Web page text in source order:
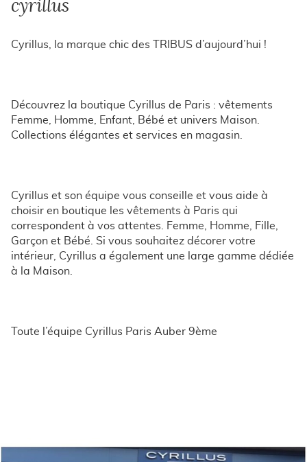
cyrillus
Cyrillus, la marque chic des TRIBUS d’aujourd’hui !
Découvrez la boutique Cyrillus de Paris : vêtements
Femme, Homme, Enfant, Bébé et univers Maison.
Collections élégantes et services en magasin.
Cyrillus et son équipe vous conseille et vous aide à
choisir en boutique les vêtements à Paris qui
correspondent à vos attentes. Femme, Homme, Fille,
Garçon et Bébé. Si vous souhaitez décorer votre
intérieur, Cyrillus a également une large gamme dédiée
à la Maison.
Toute l’équipe Cyrillus Paris Auber 9ème